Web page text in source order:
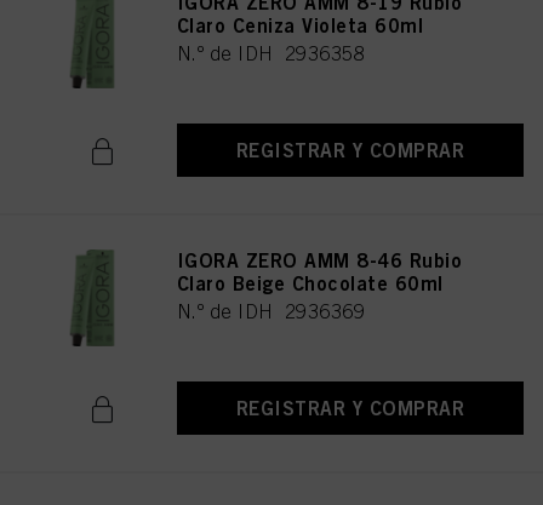
Claro Ceniza Violeta 60ml
N.º de IDH 2936358
REGISTRAR Y COMPRAR
IGORA ZERO AMM 8-46 Rubio
Claro Beige Chocolate 60ml
N.º de IDH 2936369
REGISTRAR Y COMPRAR